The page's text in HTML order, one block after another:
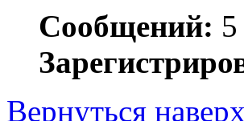
Сообщений: 5
Вернуться наверх